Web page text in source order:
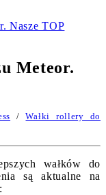
Nasze TOP
Meteor.
/Wałki rollery do
wałków do
są aktualne na